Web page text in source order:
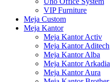
VIP Furniture
Meja Custom
Meja Kantor
Meja Kantor Activ
Meja Kantor Aditech
Meja Kantor Alba
Meja Kantor Arkadia
Meja Kantor Aura